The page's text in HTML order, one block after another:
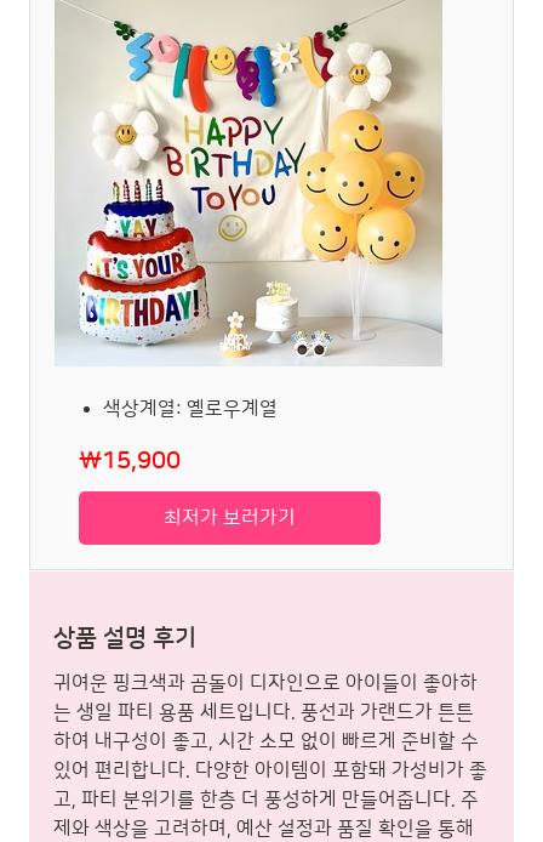
색상계열: 옐로우계열
₩15,900
최저가 보러가기
상품 설명 후기
귀여운 핑크색과 곰돌이 디자인으로 아이들이 좋아하
는 생일 파티 용품 세트입니다. 풍선과 가랜드가 튼튼
하여 내구성이 좋고, 시간 소모 없이 빠르게 준비할 수
있어 편리합니다. 다양한 아이템이 포함돼 가성비가 좋
고, 파티 분위기를 한층 더 풍성하게 만들어줍니다. 주
제와 색상을 고려하며, 예산 설정과 품질 확인을 통해